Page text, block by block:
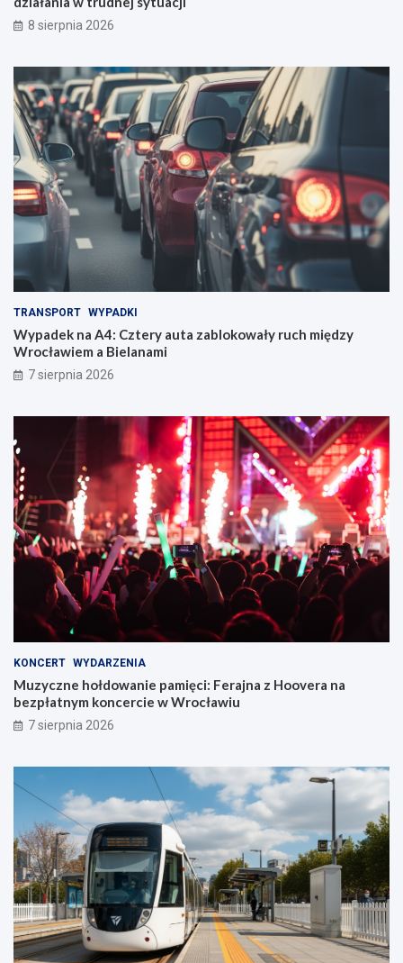
8 sierpnia 2026
TRANSPORT WYPADKI
Wypadek na A4: Cztery auta zablokowały ruch między
Wrocławiem a Bielanami
7 sierpnia 2026
KONCERT WYDARZENIA
Muzyczne hołdowanie pamięci: Ferajna z Hoovera na
bezpłatnym koncercie w Wrocławiu
7 sierpnia 2026